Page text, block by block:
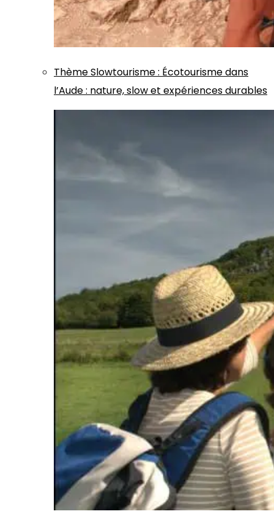
ThèmeSlowtourisme: Écotourisme dans
l’Aude : nature, slow et expériences durables